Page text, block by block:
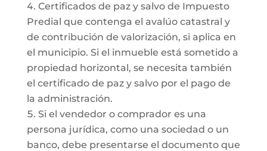
Certificados de paz y salvo de Impuesto
Predial que contenga el avalúo catastral y
de contribución de valorización, si aplica en
el municipio. Si el inmueble está sometido a
propiedad horizontal, se necesita también
el certificado de paz y salvo por el pago de
la administración.
Si el vendedor o comprador es una
persona jurídica, como una sociedad o un
banco, debe presentarse el documento que